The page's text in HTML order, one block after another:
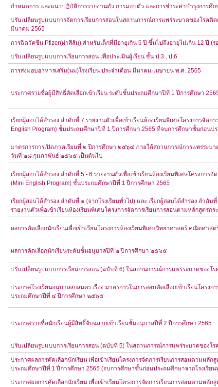
กำหนดการ และแนวปฏิบัติการรายงานตัว การมอบตัว และการชำระค่าบำรุงการศึ
ปรับเปลี่ยนรูปแบบการจัดการเรียนการสอนในสถานการณ์การแพร่ระบาดของโรคติ
มีนาคม 2565
การฉีดวัคซีน ​Pfizer(ฝาสีส้ม) สำหรับเด็กที่มีอายุเกิน 5 ปี ขึ้นไปถึงอายุไม่เกิน 12 ปี (ร
ปรับเปลี่ยนรูปแบบการเรียนการสอน เพื่อประเมินผู้เรียน ชั้น ป.3 , ป.6
การส่งมอบอาหารเสริม(นม)โรงเรียน ประจำเดือน มีนาคม-เมษายน พ.ศ. 2565
ประกาศรายชื่อผู้มีสิทธิ์คัดเลือกเข้าเรียน ระดับชั้นประถมศึกษาปีที่ 1 ปีการศึกษา
เรียกผู้สอบได้สำรอง ลำดับที่ 7 รายงานตัวเพื่อเข้าเรียนห้องเรียนพิเศษโครงการจัด
English Program) ชั้นประถมศึกษาปีที่ 1 ปีการศึกษา 2565 ที่จบการศึกษาชั้นก่อนป
มาตรการการเปิดภาคเรียนที่ ๒ ปีการศึกษา ๒๕๖๔ ภายใต้สถานการณ์การแพร่ระบ
วันที่ ๒๘ กุมภาพันธ์ ๒๕๖๕ เป็นต้นไป
เรียกผู้สอบได้สำรอง ลำดับที่ 5 - 6 รายงานตัวเพื่อเข้าเรียนห้องเรียนพิเศษโครงกา
(Mini English Program) ชั้นประถมศึกษาปีที่ 1 ปีการศึกษา 2565
เรียกผู้สอบได้สำรอง ลำดับที่ ๑ (จากโรงเรียนทั่วไป) และ เรียกผู้สอบได้สำรอง ลำ
รายงานตัวเพื่อเข้าเรียนห้องเรียนพิเศษโครงการจัดการเรียนการสอนตามหลักสูตรก
ผลการคัดเลือกนักเรียนเพื่อเข้าเรียนโครงการห้องเรียนพิเศษวิทยาศาสตร์ คณิตศ
ผลการคัดเลือกนักเรียนระดับชั้นอนุบาลปีที่ ๒ ปีการศึกษา ๒๕๖๕
ปรับเปลี่ยนรูปแบบการเรียนการสอน (ฉบับที่ 6) ในสถานการณ์การแพร่ระบาดของโร
ประกาศโรงเรียนอนุบาลสกลนคร เรื่อง มาตรการในการสอบคัดเลือกเข้าเรียนโคร
ประถมศึกษาปีที่ ๔ ปีการศึกษา ๒๕๖๕
ประกาศรายชื่อนักเรียนผู้มีสิทธิ์จับฉลากเข้าเรียนชั้นอนุบาลปีที่ 2 ปีการศึกษา 2565
ปรับเปลี่ยนรูปแบบการเรียนการสอน (ฉบับที่ 5) ในสถานการณ์การแพร่ระบาดของโร
ประกาศผลการคัดเลือกนักเรียน เพื่อเข้าเรียนโครงการจัดการเรียนการสอนตามหลั
ประถมศึกษาปีที่ 1 ปีการศึกษา 2565 (จบการศึกษาชั้นก่อนประถมศึกษาจากโรงเรียน
ประกาศผลการคัดเลือกนักเรียน เพื่อเข้าเรียนโครงการจัดการเรียนการสอนตามหลั